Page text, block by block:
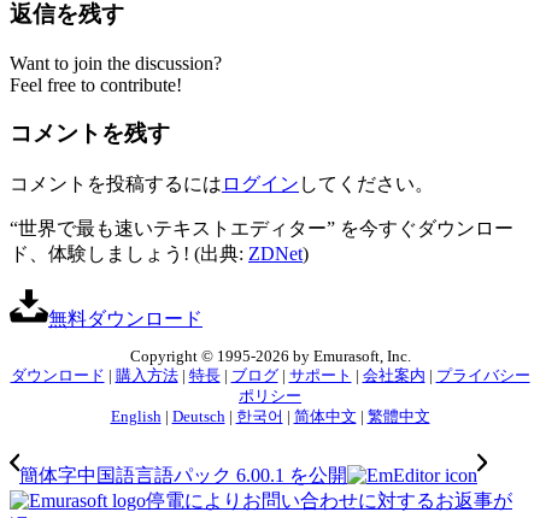
返信を残す
Want to join the discussion?
Feel free to contribute!
コメントを残す
コメントを投稿するには ログイン してください。
“世界で最も速いテキストエディター” を今すぐダウンロー
ド、体験しましょう! (出典: ZDNet)
無料ダウンロード
Copyright © 1995-2026 by Emurasoft, Inc.
ダウンロード
購入方法| 特長| ブログ| サポート 会社案内
プライバシー
ポリシー
English| Deutsch| 한국어 简体中文 繁體中文
簡体字中国語言語パック 6.00.1 を公開
停電によりお問い合わせに対するお返事が